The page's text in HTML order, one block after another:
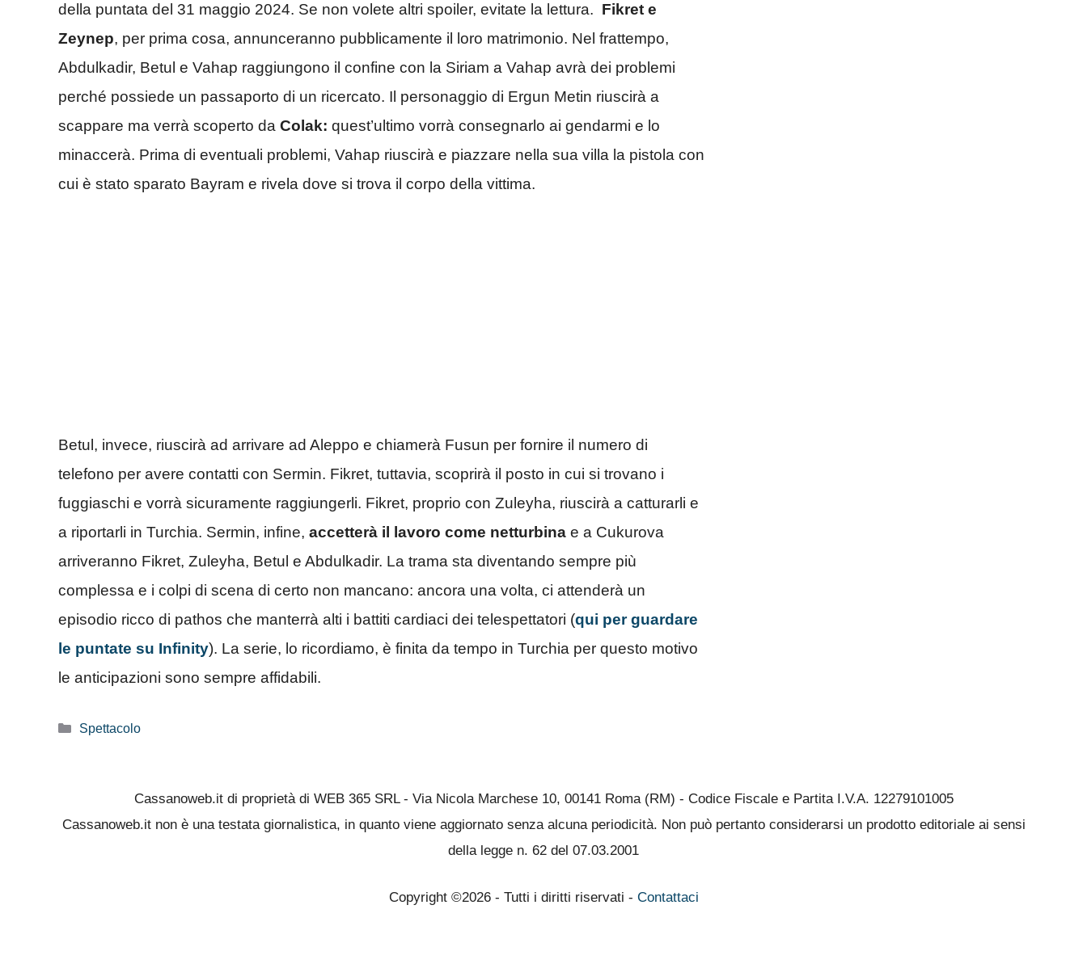
della puntata del 31 maggio 2024. Se non volete altri spoiler, evitate la lettura. Fikret e
Zeynep, per prima cosa, annunceranno pubblicamente il loro matrimonio. Nel frattempo,
Abdulkadir, Betul e Vahap raggiungono il confine con la Siriam a Vahap avrà dei problemi
perché possiede un passaporto di un ricercato. Il personaggio di Ergun Metin riuscirà a
scappare ma verrà scoperto da Colak: quest’ultimo vorrà consegnarlo ai gendarmi e lo
minaccerà. Prima di eventuali problemi, Vahap riuscirà e piazzare nella sua villa la pistola con
cui è stato sparato Bayram e rivela dove si trova il corpo della vittima.
Betul, invece, riuscirà ad arrivare ad Aleppo e chiamerà Fusun per fornire il numero di
telefono per avere contatti con Sermin. Fikret, tuttavia, scoprirà il posto in cui si trovano i
fuggiaschi e vorrà sicuramente raggiungerli. Fikret, proprio con Zuleyha, riuscirà a catturarli e
a riportarli in Turchia. Sermin, infine, accetterà il lavoro come netturbina e a Cukurova
arriveranno Fikret, Zuleyha, Betul e Abdulkadir. La trama sta diventando sempre più
complessa e i colpi di scena di certo non mancano: ancora una volta, ci attenderà un
episodio ricco di pathos che manterrà alti i battiti cardiaci dei telespettatori (qui per guardare
le puntate su Infinity). La serie, lo ricordiamo, è finita da tempo in Turchia per questo motivo
le anticipazioni sono sempre affidabili.
Categorie
Spettacolo
Cassanoweb.it di proprietà di WEB 365 SRL - Via Nicola Marchese 10, 00141 Roma (RM) - Codice Fiscale e Partita I.V.A. 12279101005
Cassanoweb.it non è una testata giornalistica, in quanto viene aggiornato senza alcuna periodicità. Non può pertanto considerarsi un prodotto editoriale ai sensi
della legge n. 62 del 07.03.2001
Copyright ©2026 - Tutti i diritti riservati - Contattaci